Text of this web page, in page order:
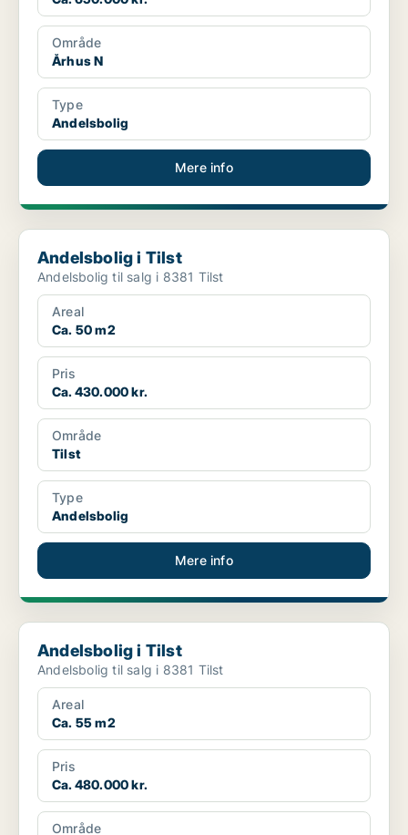
Område
Århus N
Type
Andelsbolig
Mere info
Andelsbolig i Tilst
Andelsbolig i Tilst
Andelsbolig til salg i 8381 Tilst
Areal
Ca. 50 m2
Pris
Ca. 430.000 kr.
Område
Tilst
Type
Andelsbolig
Mere info
Andelsbolig i Tilst
Andelsbolig i Tilst
Andelsbolig til salg i 8381 Tilst
Areal
Ca. 55 m2
Pris
Ca. 480.000 kr.
Område